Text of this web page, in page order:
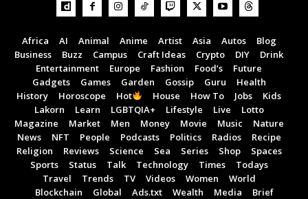
Subscribe now
To access premium
content
Free 15 Day Trial
Monthly or Yearly Memberships
Professional Rated Guides
Subscribe now
To access premium
content
Free 15 Day Trial
Monthly or Yearly Memberships
Professional Rated Guides
Africa AI Animal Anime Artist Asia Autos
Blog
Business
Buzz Campus Craft Ideas Crypto DIY
Drink
Entertainment
Europe Fashion Food’s
Future
Gadgets
Games Garden Gossip Guru
Health
History
Horoscope Hot House How To Jobs
Kids
Lakorn
Learn LGBTQIA+ Lifestyle Live
Lotto
Magazine
Market Men Money Movie Music
Nature
News
NFT People Podcasts Politics Radios
Recipe
Religion
Reviews Science Sea Series Shop
Spaces
Sports
Status Talk Technology Times
Todays
Travel
Trends TV Videos Women
World
Blockchain
Global Ads.txt Wealth Media Brief